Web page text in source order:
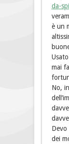
da-
è un
mai
No,
Devo
dei